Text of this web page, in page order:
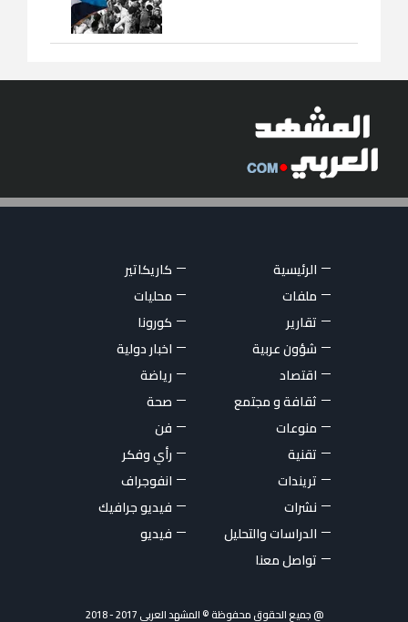
الرئيسية
كاريكاتير
ملفات
محليات
تقارير
كورونا
شؤون عربية
اخبار دولية
اقتصاد
رياضة
ثقافة و مجتمع
صحة
منوعات
فن
تقنية
رأي وفكر
تريندات
انفوجراف
نشرات
فيديو جرافيك
الدراسات والتحليل
فيديو
تواصل معنا
@ جميع الحقوق محفوظة © المشهد العربي 2017 - 2018